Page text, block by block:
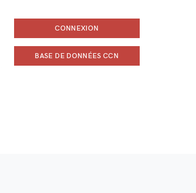
CONNEXION
BASE DE DONNÉES CCN